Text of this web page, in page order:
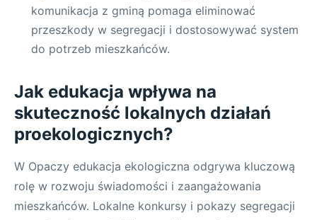
komunikacja z gminą pomaga eliminować
przeszkody w segregacji i dostosowywać system
do potrzeb mieszkańców.
Jak edukacja wpływa na
skuteczność lokalnych działań
proekologicznych?
W Opaczy edukacja ekologiczna odgrywa kluczową
rolę w rozwoju świadomości i zaangażowania
mieszkańców. Lokalne konkursy i pokazy segregacji